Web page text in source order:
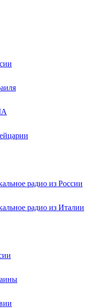
радио из России
радио из Италии